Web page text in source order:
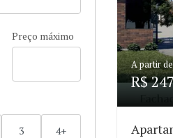
Preço máximo
3 4+
A partir
R$